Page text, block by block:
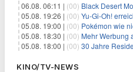
06.08. 06:11 | (00) Black Desert Mobile
05.08. 19:26 | (00) Yu‑Gi‑Oh!
05.08. 19:00 | (00) Pokémon wie nie zuvor:
05.08. 18:30 | (00) Mehr Werbung auf
05.08. 18:00 | (00) 30 Jahre Resident
KINO/TV-NEWS